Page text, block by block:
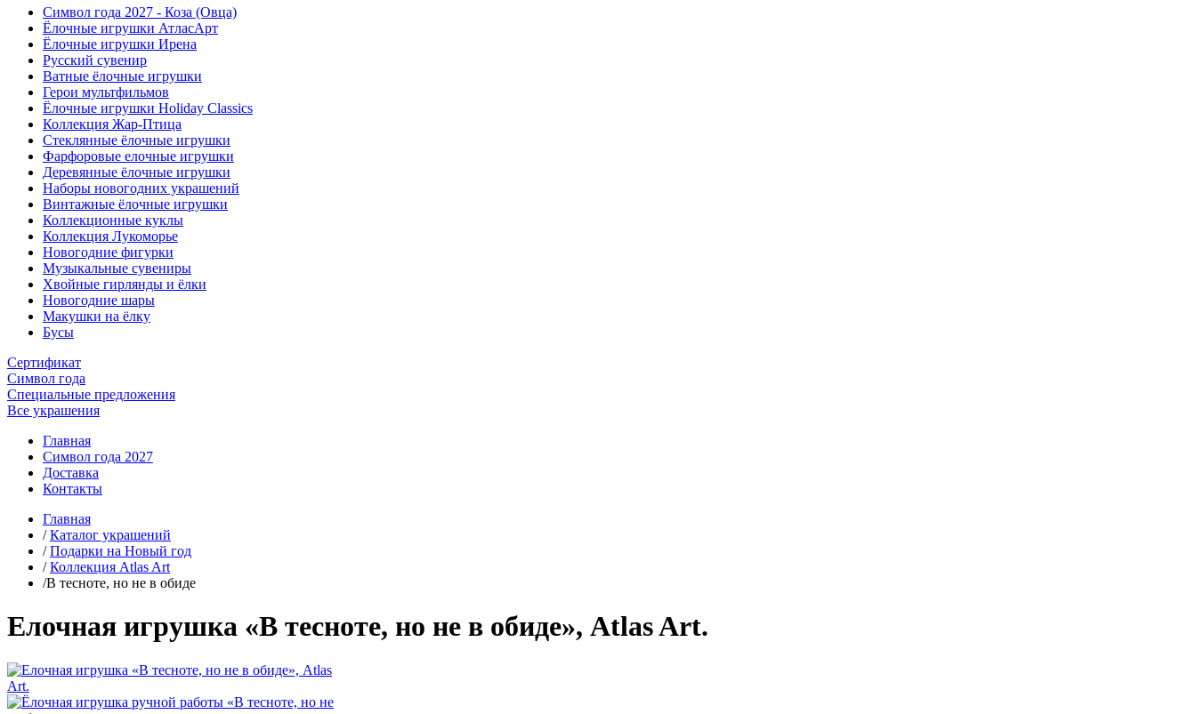
Символ года 2027 - Коза (Овца)
Ёлочные игрушки АтласАрт
Ёлочные игрушки Ирена
Русский сувенир
Ватные ёлочные игрушки
Герои мультфильмов
Ёлочные игрушки Holiday Classics
Коллекция Жар-Птица
Стеклянные ёлочные игрушки
Фарфоровые елочные игрушки
Деревянные ёлочные игрушки
Наборы новогодних украшений
Винтажные ёлочные игрушки
Коллекционные куклы
Коллекция Лукоморье
Новогодние фигурки
Музыкальные сувениры
Хвойные гирлянды и ёлки
Новогодние шары
Макушки на ёлку
Бусы
Сертификат
Символ года
Специальные предложения
Все украшения
Главная
Символ года 2027
Доставка
Контакты
Главная
/Каталог украшений
/Подарки на Новый год
/Коллекция Atlas Art
/В тесноте, но не в обиде
Елочная игрушка «В тесноте, но не в обиде», Atlas Art.